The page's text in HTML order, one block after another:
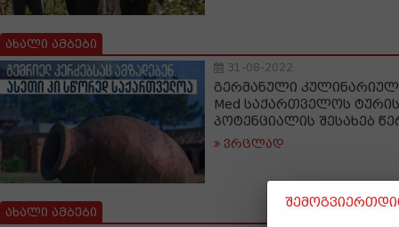
ახალი ამბები
31-08-2022
გერმანული
Med საქართველოს
პოტენციალის შესახებ
ვრცლად
ახალი ამბები